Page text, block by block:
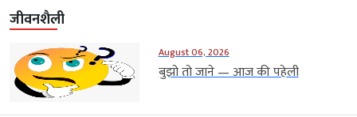
जीवनशैली
August 06, 2026
बुझो तो जाने — आज की पहेली